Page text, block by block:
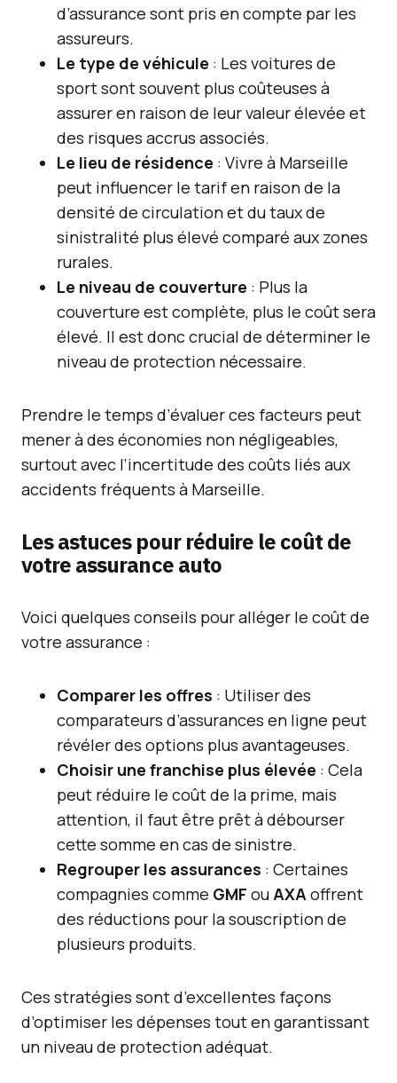
d’assurance sont pris en compte par les
assureurs.
Le type de véhicule : Les voitures de
sport sont souvent plus coûteuses à
assurer en raison de leur valeur élevée et
des risques accrus associés.
Le lieu de résidence : Vivre à Marseille
peut influencer le tarif en raison de la
densité de circulation et du taux de
sinistralité plus élevé comparé aux zones
rurales.
Le niveau de couverture : Plus la
couverture est complète, plus le coût sera
élevé. Il est donc crucial de déterminer le
niveau de protection nécessaire.
Prendre le temps d’évaluer ces facteurs peut
mener à des économies non négligeables,
surtout avec l’incertitude des coûts liés aux
accidents fréquents à Marseille.
Les astuces pour réduire le coût de
votre assurance auto
Voici quelques conseils pour alléger le coût de
votre assurance :
Comparer les offres : Utiliser des
comparateurs d’assurances en ligne peut
révéler des options plus avantageuses.
Choisir une franchise plus élevée : Cela
peut réduire le coût de la prime, mais
attention, il faut être prêt à débourser
cette somme en cas de sinistre.
Regrouper les assurances : Certaines
compagnies comme GMF ouAXAoffrent
des réductions pour la souscription de
plusieurs produits.
Ces stratégies sont d’excellentes façons
d’optimiser les dépenses tout en garantissant
un niveau de protection adéquat.